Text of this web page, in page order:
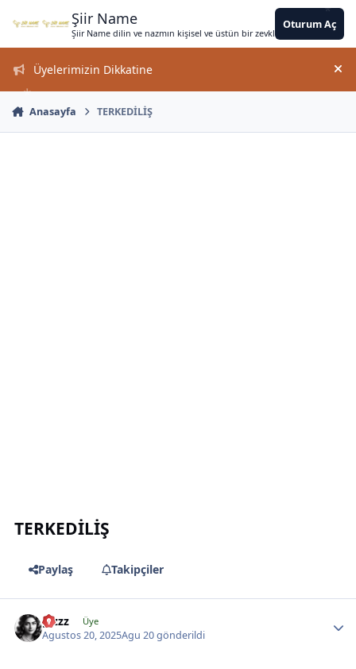
Şiir Name
Şiir Name dilin ve nazmın kişisel ve üstün bir zevkle bir arada
Oturum Aç
Üyelerimizin Dikkatine
Anasayfa TERKEDİLİŞ
TERKEDİLİŞ
Paylaş Takipçiler
gizzz Üye
Agustos 20, 2025Agu 20gönderildi
*
* **